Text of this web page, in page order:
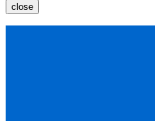
close